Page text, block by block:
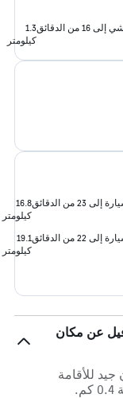
من الدقائق
1.3
كيلومتر
23 من الدقائق
16.8
كيلومتر
22 من الدقائق
19.1
كيلومتر
فيل عن مكان
للأقامة